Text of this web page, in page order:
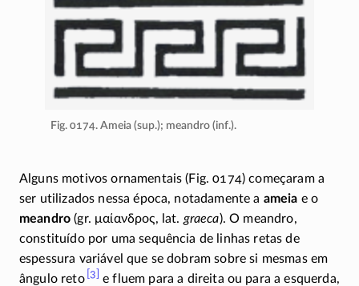
Fig. 0174. Ameia (sup.); meandro (inf.).
Alguns motivos ornamentais (Fig. 0174) começaram a
ser utilizados nessa época, notadamente a ameia e o
meandro (gr. μαίανδρος, lat. graeca). O meandro,
constituído por uma sequência de linhas retas de
espessura variável que se dobram sobre si mesmas em
ângulo reto [3]
e fluem para a direita ou para a esquerda,